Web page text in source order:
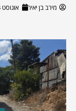
מירב בן יאיר אוגוסט 4, 2026